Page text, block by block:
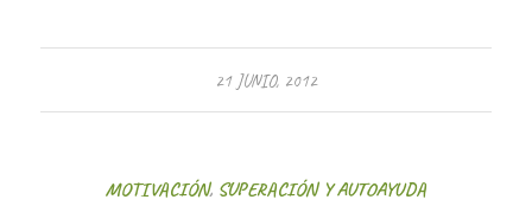
21 JUNIO, 2012
MOTIVACIÓN, SUPERACIÓN Y AUTOAYUDA